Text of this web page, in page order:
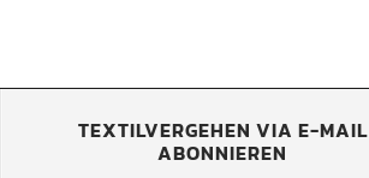
TEXTILVERGEHEN VIA E-MAIL
ABONNIEREN